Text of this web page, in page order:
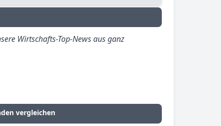
Wirtschafts-Top-News aus ganz
vergleichen